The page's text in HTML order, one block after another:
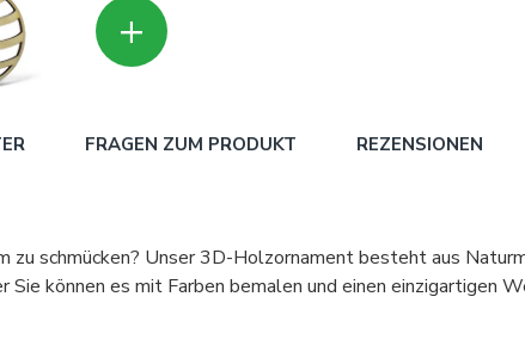
+
FRAGEN ZUM PRODUKT REZENSIONEN
zu schmücken? Unser 3D-Holzornament besteht aus
können es mit Farben bemalen und einen einzigartigen